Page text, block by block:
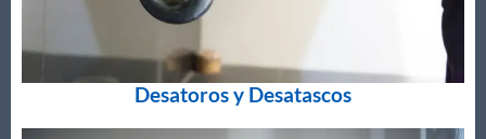
Desatoros y Desatascos